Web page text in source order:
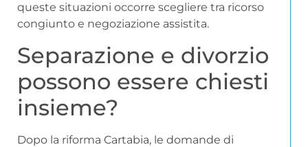
queste situazioni occorre scegliere tra ricorso
congiunto e negoziazione assistita.
Separazione e divorzio
possono essere chiesti
insieme?
Dopo la riforma Cartabia, le domande di